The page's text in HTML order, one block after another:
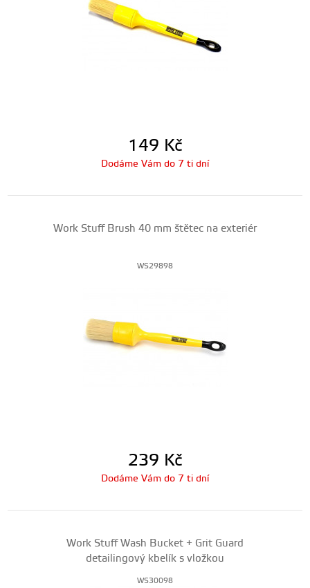
149 Kč
Dodáme Vám do 7 ti dní
Work Stuff Brush 40 mm štětec na exteriér
WS29898
239 Kč
Dodáme Vám do 7 ti dní
Work Stuff Wash Bucket + Grit Guard
detailingový kbelík s vložkou
WS30098